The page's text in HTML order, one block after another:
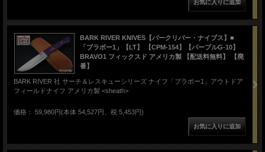
BARK RIVER KNIVES【バークリバー・ナイブス】■
「ブラボー1」【LT】 【CPM-154】【パープルG-10】
BRAVO1 フィックスド アメリカ製 【配送料無料】 【廃
番】
BARK RIVER 社 サーチ＆レスキューシリーズ ナイフ「ブラボー1」アウトドア
フィールドナイフ アメリカ製 <sheath>
価格： 59,980円(本体 54,527円、税 5,453円)